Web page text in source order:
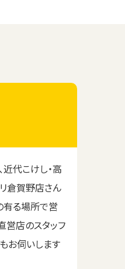
代こけし・高
倉賀野店さん
有る場所で営
営店のスタッフ
お伺いします